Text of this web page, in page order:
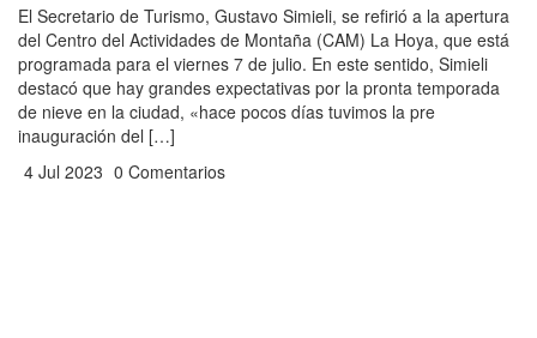
El Secretario de Turismo, Gustavo Simieli, se refirió a la apertura
del Centro del Actividades de Montaña (CAM) La Hoya, que está
programada para el viernes 7 de julio. En este sentido, Simieli
destacó que hay grandes expectativas por la pronta temporada
de nieve en la ciudad, «hace pocos días tuvimos la pre
inauguración del […]
4 Jul 2023 0 Comentarios